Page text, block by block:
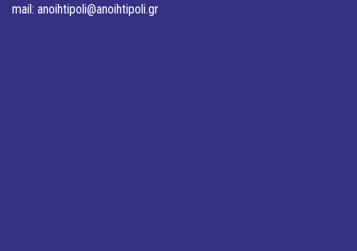
mail: anoihtipoli@anoihtipoli.gr